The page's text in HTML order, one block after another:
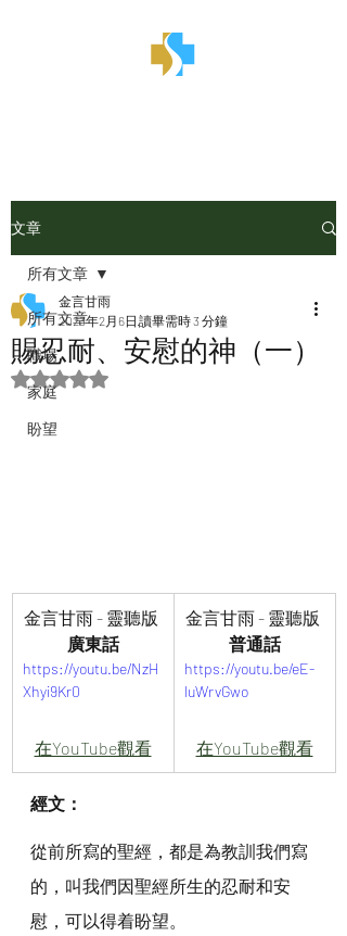
文章
所有文章
職場
家庭
盼望
所有文章
賜忍耐、安慰的神（一）
金言甘雨
2023年2月6日 讀畢需時 3 分鐘
評等為 NaN（最高為 5 顆星）。
金言甘雨 - 靈聽版
廣東話
https://youtu.be/NzH
Xhyi9Kr0
在YouTube觀看
金言甘雨 - 靈聽版
普通話
https://youtu.be/eE-
luWrvGwo
在YouTube觀看
經文：
從前所寫的聖經，都是為教訓我們寫
的，叫我們因聖經所生的忍耐和安
慰，可以得着盼望。